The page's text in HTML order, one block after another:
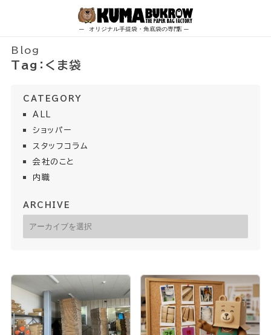
Blog
Tag： くま袋
CATEGORY
ALL
ショッパー
スタッフコラム
会社のこと
内職
ARCHIVE